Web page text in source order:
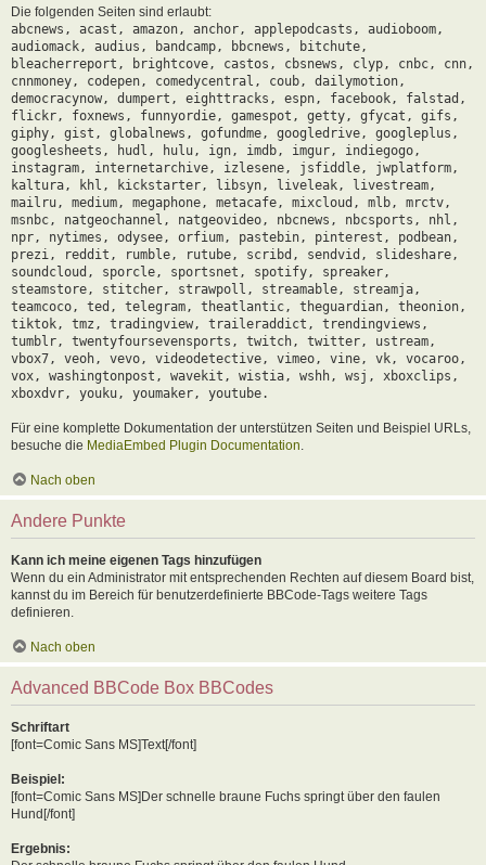
Die folgenden Seiten sind erlaubt:
abcnews, acast, amazon, anchor, applepodcasts, audioboom,
audiomack, audius, bandcamp, bbcnews, bitchute,
bleacherreport, brightcove, castos, cbsnews, clyp, cnbc, cnn,
cnnmoney, codepen, comedycentral, coub, dailymotion,
democracynow, dumpert, eighttracks, espn, facebook, falstad,
flickr, foxnews, funnyordie, gamespot, getty, gfycat, gifs,
giphy, gist, globalnews, gofundme, googledrive, googleplus,
googlesheets, hudl, hulu, ign, imdb, imgur, indiegogo,
instagram, internetarchive, izlesene, jsfiddle, jwplatform,
kaltura, khl, kickstarter, libsyn, liveleak, livestream,
mailru, medium, megaphone, metacafe, mixcloud, mlb, mrctv,
msnbc, natgeochannel, natgeovideo, nbcnews, nbcsports, nhl,
npr, nytimes, odysee, orfium, pastebin, pinterest, podbean,
prezi, reddit, rumble, rutube, scribd, sendvid, slideshare,
soundcloud, sporcle, sportsnet, spotify, spreaker,
steamstore, stitcher, strawpoll, streamable, streamja,
teamcoco, ted, telegram, theatlantic, theguardian, theonion,
tiktok, tmz, tradingview, traileraddict, trendingviews,
tumblr, twentyfoursevensports, twitch, twitter, ustream,
vbox7, veoh, vevo, videodetective, vimeo, vine, vk, vocaroo,
vox, washingtonpost, wavekit, wistia, wshh, wsj, xboxclips,
xboxdvr, youku, youmaker, youtube.
Für eine komplette Dokumentation der unterstützen Seiten und Beispiel URLs,
besuche die MediaEmbed Plugin Documentation.
Nach oben
Andere Punkte
Kann ich meine eigenen Tags hinzufügen
Wenn du ein Administrator mit entsprechenden Rechten auf diesem Board bist,
kannst du im Bereich für benutzerdefinierte BBCode-Tags weitere Tags
definieren.
Nach oben
Advanced BBCode Box BBCodes
Schriftart
[font=Comic Sans MS]Text[/font]
Beispiel:
[font=Comic Sans MS]Der schnelle braune Fuchs springt über den faulen
Hund[/font]
Ergebnis: